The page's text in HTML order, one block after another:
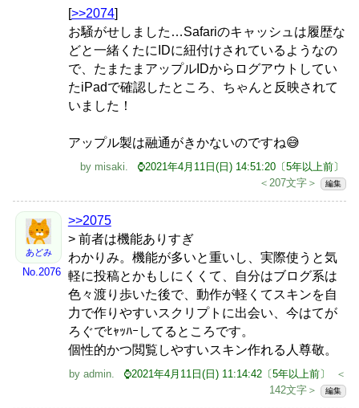
[>>2074]
お騒がせしました…Safariのキャッシュは履歴な
どと一緒くたにIDに紐付けされているようなの
で、たまたまアップルIDからログアウトしてい
たiPadで確認したところ、ちゃんと反映されて
いました！
アップル製は融通がきかないのですね😅
by misaki.
⌚2021年4月11日(日) 14:51:20〔5年以上前〕
＜207文字＞
編集
あどみ
No.2076
>>2075
> 前者は機能ありすぎ
わかりみ。機能が多いと重いし、実際使うと気
軽に投稿とかもしにくくて、自分はブログ系は
色々渡り歩いた後で、動作が軽くてスキンを自
力で作りやすいスクリプトに出会い、今はてが
ろぐでﾋｬｯﾊｰしてるところです。
個性的かつ閲覧しやすいスキン作れる人尊敬。
by admin. ⌚2021年4月11日(日) 11:14:42〔5年以上前〕
＜
142文字＞
編集